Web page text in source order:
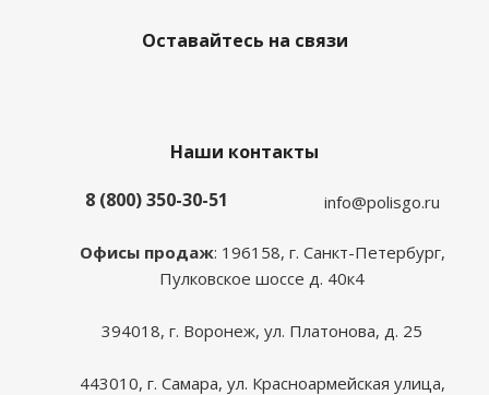
Оставайтесь на связи
Наши контакты
8 (800) 350-30-51
info@polisgo.ru
Офисы продаж: 196158, г. Санкт-Петербург,
Пулковское шоссе д. 40к4
394018, г. Воронеж, ул. Платонова, д. 25
443010, г. Самара, ул. Красноармейская улица,